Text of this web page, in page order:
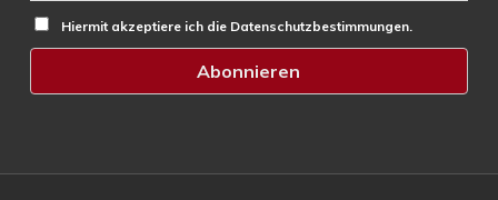
Hiermit akzeptiere ich die Datenschutzbestimmungen.